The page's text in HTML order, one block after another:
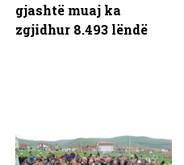
gjashtë muaj ka
zgjidhur 8.493 lëndë